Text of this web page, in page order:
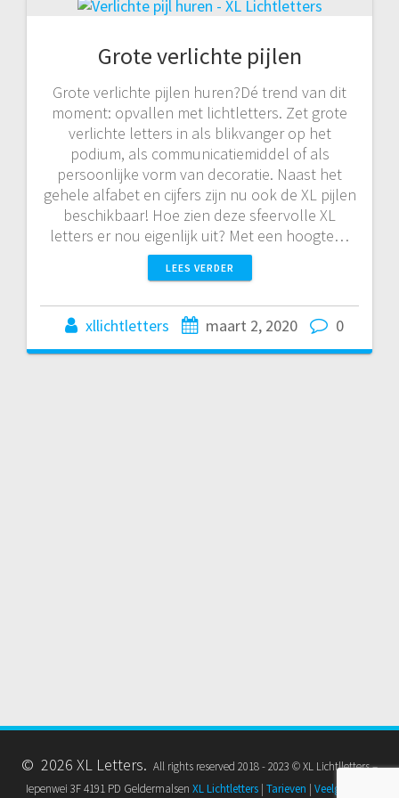
Grote verlichte pijlen
Grote verlichte pijlen huren?Dé trend van dit
moment: opvallen met lichtletters. Zet grote
verlichte letters in als blikvanger op het
podium, als communicatiemiddel of als
persoonlijke vorm van decoratie. Naast het
gehele alfabet en cijfers zijn nu ook de XL pijlen
beschikbaar! Hoe zien deze sfeervolle XL
letters er nou eigenlijk uit? Met een hoogte…
LEES VERDER
xllichtletters maart 2, 2020 0
© 2026 XL Letters. All rights reserved 2018 - 2023 © XL Lichtlletters –
Iepenwei 3F 4191 PD Geldermalsen XL Lichtletters | Tarieven | Veelgestelde